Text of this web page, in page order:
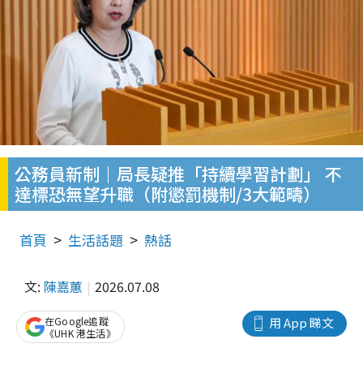
公務員新制｜局長疑推「持續學習計劃」 不
達標恐無望升職（附懲罰機制/3大範疇）
首頁 生活話題 熱話
文: 陳嘉蕙 2026.07.08
用 App 睇文
在Google追蹤
《UHK 港生活》